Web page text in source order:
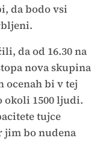
da bodo vsi
da od 16.30 na
nova skupina
ocenah bi v tej
1500 ljudi.
tujce
jim bo nudena